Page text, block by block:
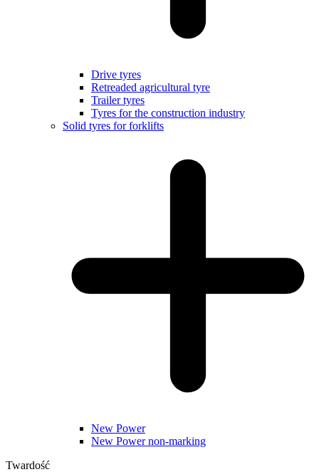
Drive tyres
Retreaded agricultural tyre
Trailer tyres
Tyres for the construction industry
Solid tyres for forklifts
New Power
New Power non-marking
Twardość